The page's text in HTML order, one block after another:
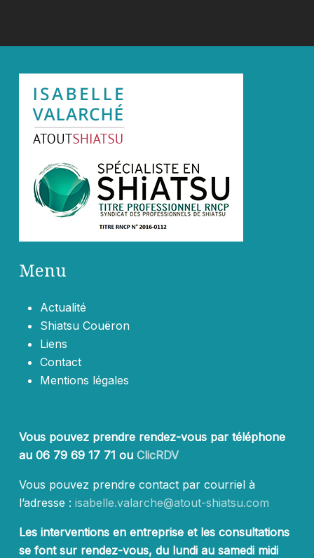
Menu
Actualité
Shiatsu Couëron
Liens
Contact
Mentions légales
Vous pouvez prendre rendez-vous par téléphone
au 06 79 69 17 71 ou ClicRDV
Vous pouvez prendre contact par courriel à
l’adresse : isabelle.valarche@atout-shiatsu.com
Les interventions en entreprise et les consultations
se font sur rendez-vous, du lundi au samedi midi